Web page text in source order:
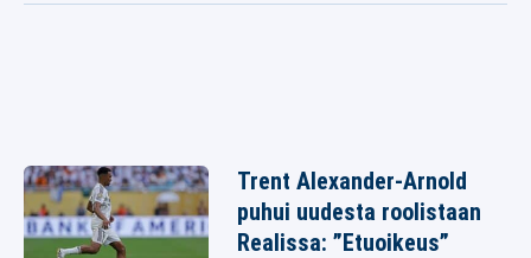
Trent Alexander-Arnold
puhui uudesta roolistaan
Realissa: ”Etuoikeus”